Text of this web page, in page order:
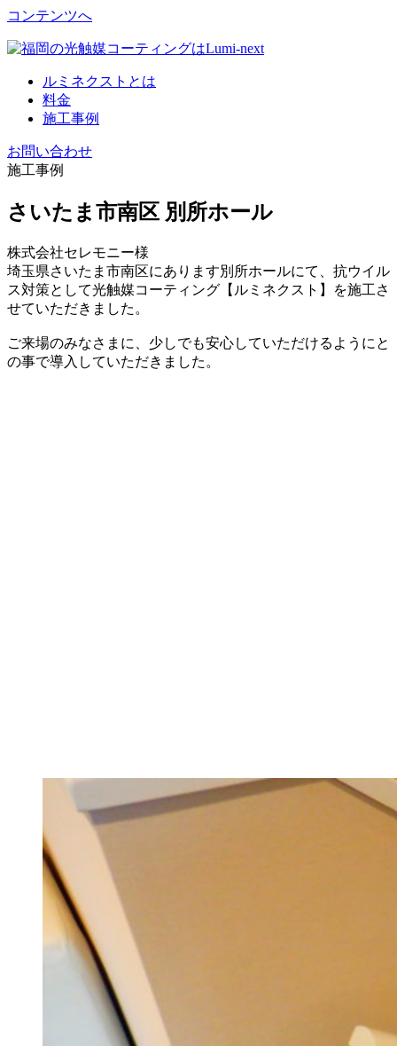
コンテンツへ
ルミネクストとは
料金
施工事例
お問い合わせ
施工事例
さいたま市南区 別所ホール
株式会社セレモニー様
埼玉県さいたま市南区にあります別所ホールにて、抗ウイル
ス対策として光触媒コーティング【ルミネクスト】を施工さ
せていただきました。
ご来場のみなさまに、少しでも安心していただけるようにと
の事で導入していただきました。